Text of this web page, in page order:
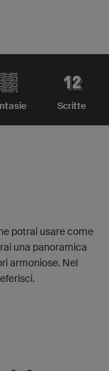
Scritte
potrai usare come
una panoramica
armoniose. Nel